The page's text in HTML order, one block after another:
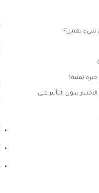
شيء يعمل؟
تقنية؟
بدون التأثير على